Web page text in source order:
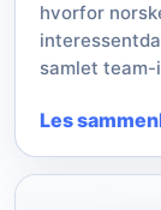
hvorfor
samlet team-
Les